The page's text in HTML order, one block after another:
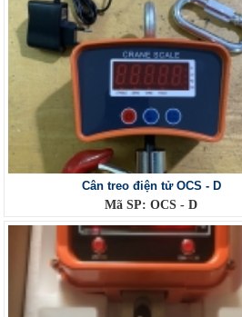
Cân treo điện tử OCS - D
Mã SP: OCS - D